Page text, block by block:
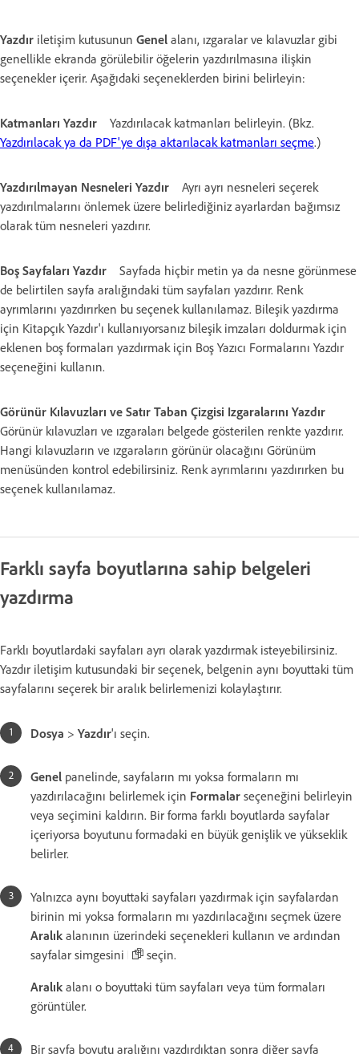
Yazdır iletişim kutusunun Genel alanı, ızgaralar ve kılavuzlar gibi
genellikle ekranda görülebilir öğelerin yazdırılmasına ilişkin
seçenekler içerir. Aşağıdaki seçeneklerden birini belirleyin:
Katmanları Yazdır
Yazdırılacak katmanları belirleyin. (Bkz.
Yazdırılacak ya da PDF'ye dışa aktarılacak katmanları seçme.)
Yazdırılmayan Nesneleri Yazdır
Ayrı ayrı nesneleri seçerek
yazdırılmalarını önlemek üzere belirlediğiniz ayarlardan bağımsız
olarak tüm nesneleri yazdırır.
Boş Sayfaları Yazdır
Sayfada hiçbir metin ya da nesne görünmese
de belirtilen sayfa aralığındaki tüm sayfaları yazdırır. Renk
ayrımlarını yazdırırken bu seçenek kullanılamaz. Bileşik yazdırma
için Kitapçık Yazdır'ı kullanıyorsanız bileşik imzaları doldurmak için
eklenen boş formaları yazdırmak için Boş Yazıcı Formalarını Yazdır
seçeneğini kullanın.
Görünür Kılavuzları ve Satır Taban Çizgisi Izgaralarını Yazdır
Görünür kılavuzları ve ızgaraları belgede gösterilen renkte yazdırır.
Hangi kılavuzların ve ızgaraların görünür olacağını Görünüm
menüsünden kontrol edebilirsiniz. Renk ayrımlarını yazdırırken bu
seçenek kullanılamaz.
Farklı sayfa boyutlarına sahip belgeleri
yazdırma
Farklı boyutlardaki sayfaları ayrı olarak yazdırmak isteyebilirsiniz.
Yazdır iletişim kutusundaki bir seçenek, belgenin aynı boyuttaki tüm
sayfalarını seçerek bir aralık belirlemenizi kolaylaştırır.
Dosya > Yazdır'ı seçin.
Genel panelinde, sayfaların mı yoksa formaların mı
yazdırılacağını belirlemek için Formalar seçeneğini belirleyin
veya seçimini kaldırın. Bir forma farklı boyutlarda sayfalar
içeriyorsa boyutunu formadaki en büyük genişlik ve yükseklik
belirler.
Yalnızca aynı boyuttaki sayfaları yazdırmak için sayfalardan
birinin mi yoksa formaların mı yazdırılacağını seçmek üzere
Aralık alanının üzerindeki seçenekleri kullanın ve ardından
sayfalar simgesini
seçin.
Aralık alanı o boyuttaki tüm sayfaları veya tüm formaları
görüntüler.
Bir sayfa boyutu aralığını yazdırdıktan sonra diğer sayfa